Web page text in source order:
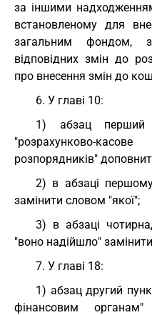
за іншими
встановленому для
загальним фондом,
відповідних змін до
про внесення змін до
6. У главі 10:
1) абзац перший
"розрахунково-
розпорядників"
2) в абзаці
замінити словом "якої";
3) в абзаці
"воно надійшло"
7. У главі 18:
1) абзац другий
фінансовим